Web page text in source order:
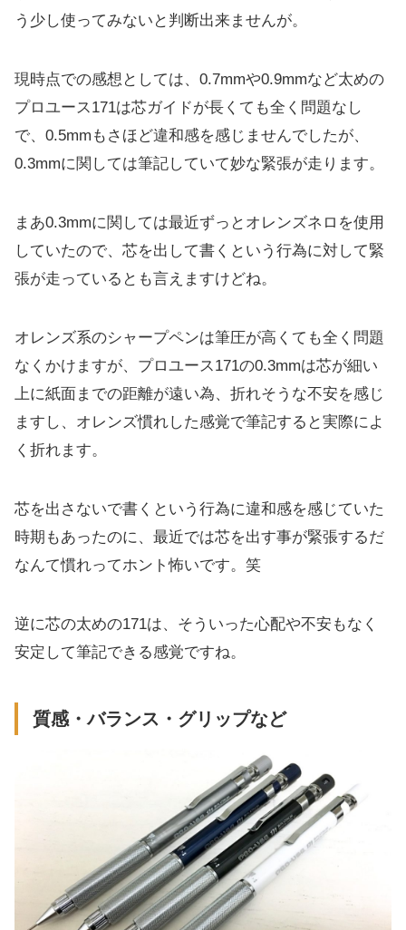
う少し使ってみないと判断出来ませんが。
現時点での感想としては、0.7mmや0.9mmなど太めの
プロユース171は芯ガイドが長くても全く問題なし
で、0.5mmもさほど違和感を感じませんでしたが、
0.3mmに関しては筆記していて妙な緊張が走ります。
まあ0.3mmに関しては最近ずっとオレンズネロを使用
していたので、芯を出して書くという行為に対して緊
張が走っているとも言えますけどね。
オレンズ系のシャープペンは筆圧が高くても全く問題
なくかけますが、プロユース171の0.3mmは芯が細い
上に紙面までの距離が遠い為、折れそうな不安を感じ
ますし、オレンズ慣れした感覚で筆記すると実際によ
く折れます。
芯を出さないで書くという行為に違和感を感じていた
時期もあったのに、最近では芯を出す事が緊張するだ
なんて慣れってホント怖いです。笑
逆に芯の太めの171は、そういった心配や不安もなく
安定して筆記できる感覚ですね。
質感・バランス・グリップなど